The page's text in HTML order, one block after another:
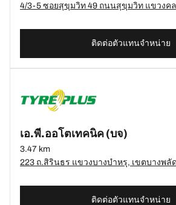
ติดต่อตัวแทนจำหน่าย
เอ.พี.ออโตเทคนิค (บจ)
3.47 km
ติดต่อตัวแทนจำหน่าย